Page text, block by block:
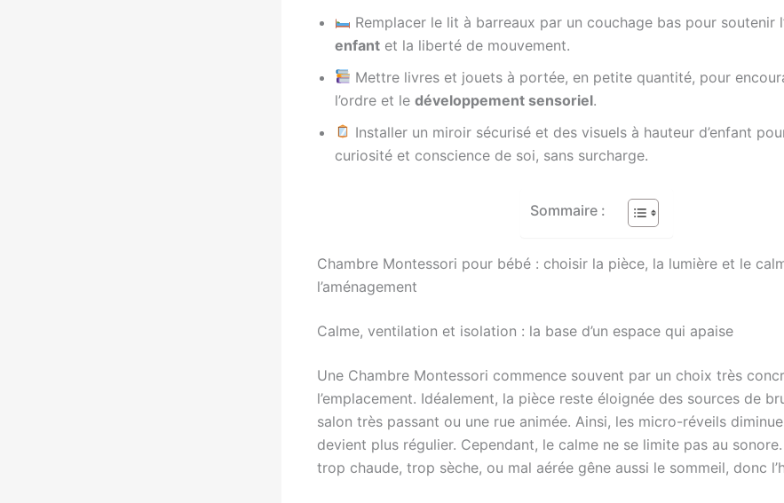
Remplacer le lit à barreaux par un couchage bas pour soutenir
enfant et la liberté de mouvement.
Mettre livres et jouets à portée, en petite quantité, pour
l’ordre et le développement sensoriel.
Installer un miroir sécurisé et des visuels à hauteur d’enfant
curiosité et conscience de soi, sans surcharge.
Sommaire :
Chambre Montessori pour bébé : choisir la pièce, la lumière et le
l’aménagement
Calme, ventilation et isolation : la base d’un espace qui apaise
Une Chambre Montessori commence souvent par un choix très
l’emplacement. Idéalement, la pièce reste éloignée des sources de
salon très passant ou une rue animée. Ainsi, les micro-réveils
devient plus régulier. Cependant, le calme ne se limite pas au
trop chaude, trop sèche, ou mal aérée gêne aussi le sommeil, donc